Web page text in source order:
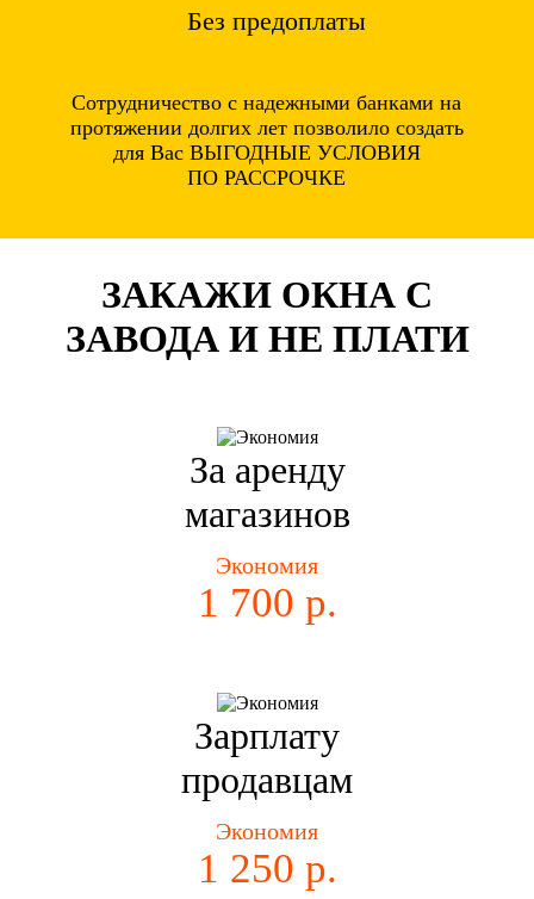
Без предоплаты
Сотрудничество с надежными банками на
протяжении долгих лет позволило создать
для Вас ВЫГОДНЫЕ УСЛОВИЯ
ПО РАССРОЧКЕ
ЗАКАЖИ ОКНА С
ЗАВОДА И НЕ ПЛАТИ
За аренду
магазинов
Экономия
1 700 р.
Зарплату
продавцам
Экономия
1 250 р.